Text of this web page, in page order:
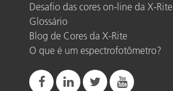
Desafio das cores on-line da X-Rite
Glossário
Blog de Cores da X-Rite
O que é um espectrofotômetro?